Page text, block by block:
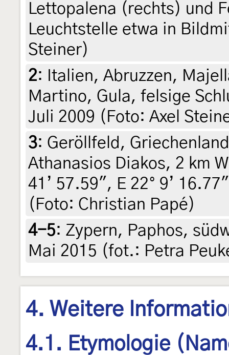
Lettopalena (rechts) und
Leuchtstelle etwa in
Steiner)
2:
Italien, Abruzzen,
Martino, Gula, felsige
Juli 2009 (Foto: Axel
3: Geröllfeld,
Athanasios Diakos, 2 km
41’ 57.59", E 22° 9’
(Foto: Christian Papé)
4-5: Zypern, Paphos,
Mai 2015 (fot.: Petra
4. Weitere
4.1. Etymologie